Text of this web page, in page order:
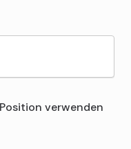
verwenden